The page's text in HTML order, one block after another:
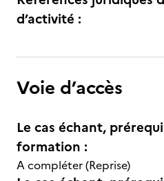
d’activité :
Voie d’accès
Le cas échant,
formation :
A compléter (Reprise)